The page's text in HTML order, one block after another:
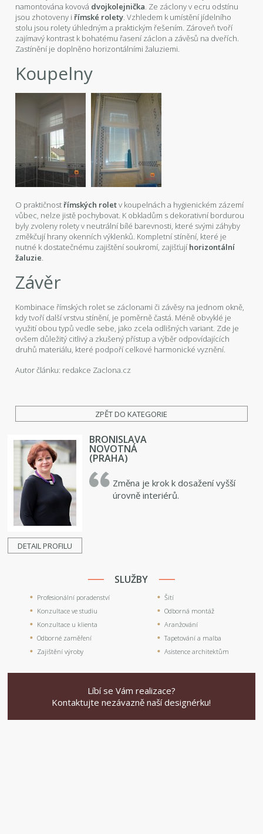
namontována kovová dvojkolejnička. Ze záclony v ecru odstínu
jsou zhotoveny i římské rolety. Vzhledem k umístění jídelního
stolu jsou rolety úhledným a praktickým řešením. Zároveň tvoří
zajímavý kontrast k bohatému řasení záclon a závěsů na dveřích.
Zastínění je doplněno horizontálními žaluziemi.
Koupelny
O praktičnost římských roletv koupelnách a hygienickém zázemí
vůbec, nelze jistě pochybovat. K obkladům s dekorativní bordurou
byly zvoleny rolety v neutrální bílé barevnosti, které svými záhyby
změkčují hrany okenních výklenků. Kompletní stínění, které je
nutné k dostatečnému zajištění soukromí, zajišťujíhorizontální
žaluzie.
Závěr
Kombinace římských rolet se záclonami či závěsy na jednom okně,
kdy tvoří další vrstvu stínění, je poměrně častá. Méně obvyklé je
využití obou typů vedle sebe, jako zcela odlišných variant. Zde je
ovšem důležitý citlivý a zkušený přístup a výběr odpovídajících
druhů materiálu, které podpoří celkové harmonické vyznění.
Autor článku: redakce Zaclona.cz
ZPĚT DO KATEGORIE
DETAIL PROFILU
BRONISLAVA
NOVOTNÁ
(PRAHA)
Změna je krok k dosažení vyšší
úrovně interiérů.
SLUŽBY
Profesionální poradenství
Konzultace ve studiu
Konzultace u klienta
Odborné zaměření
Zajištění výroby
Šití
Odborná montáž
Aranžování
Tapetování a malba
Asistence architektům
Líbí se Vám realizace?
Kontaktujte nezávazně naší designérku!